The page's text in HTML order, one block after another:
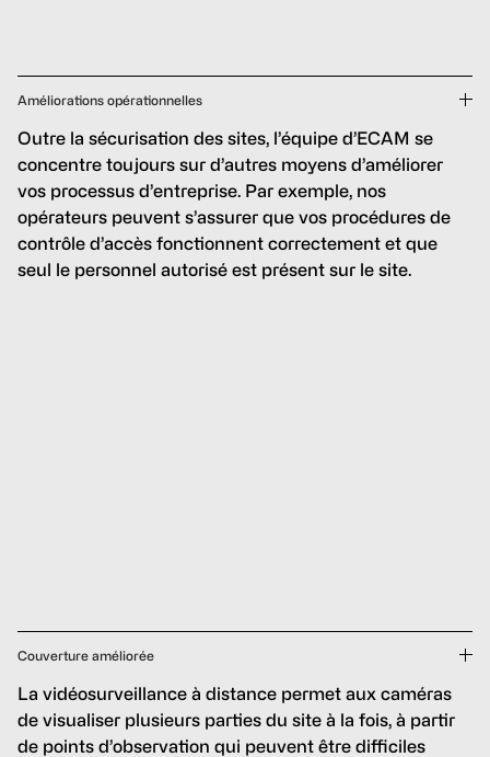
Améliorations opérationnelles
Outre la sécurisation des sites, l’équipe d’ECAM se
concentre toujours sur d’autres moyens d’améliorer
vos processus d’entreprise. Par exemple, nos
opérateurs peuvent s’assurer que vos procédures de
contrôle d’accès fonctionnent correctement et que
seul le personnel autorisé est présent sur le site.
Couverture améliorée
La vidéosurveillance à distance permet aux caméras
de visualiser plusieurs parties du site à la fois, à partir
de points d’observation qui peuvent être difficiles